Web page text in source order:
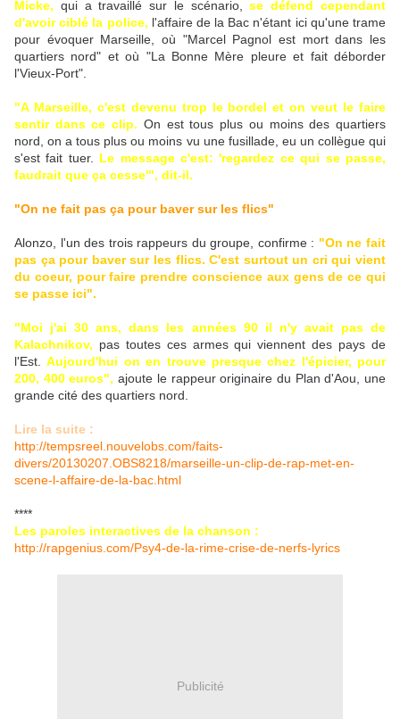
Micke, qui a travaillé sur le scénario,se défend cependant
d'avoir ciblé la police, l'affaire de la Bac n'étant ici qu'une trame
pour évoquer Marseille, où "Marcel Pagnol est mort dans les
quartiers nord" et où "La Bonne Mère pleure et fait déborder
l'Vieux-Port".
"A Marseille, c'est devenu trop le bordel et on veut le faire
sentir dans ce clip. On est tous plus ou moins des quartiers
nord, on a tous plus ou moins vu une fusillade, eu un collègue qui
s'est fait tuer. Le message c'est: 'regardez ce qui se passe,
faudrait que ça cesse'", dit-il.
"On ne fait pas ça pour baver sur les flics"
Alonzo, l'un des trois rappeurs du groupe, confirme : "On ne fait
pas ça pour baver sur les flics. C'est surtout un cri qui vient
du coeur, pour faire prendre conscience aux gens de ce qui
se passe ici".
"Moi j'ai 30 ans, dans les années 90 il n'y avait pas de
Kalachnikov, pas toutes ces armes qui viennent des pays de
l'Est.Aujourd'hui on en trouve presque chez l'épicier, pour
200, 400 euros", ajoute le rappeur originaire du Plan d'Aou, une
grande cité des quartiers nord.
Lire la suite :
http://tempsreel.nouvelobs.com/faits-
divers/20130207.OBS8218/marseille-un-clip-de-rap-met-en-
scene-l-affaire-de-la-bac.html
****
Les paroles interactives de la chanson :
http://rapgenius.com/Psy4-de-la-rime-crise-de-nerfs-lyrics
Publicité